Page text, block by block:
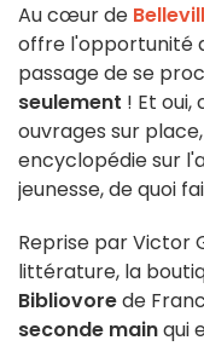
Au cœur de
offre l'opportunité
passage de se
seulement ! Et oui,
ouvrages sur
encyclopédie sur
jeunesse, de quoi
Reprise par Victor
littérature, la
Bibliovorede
seconde mainqui